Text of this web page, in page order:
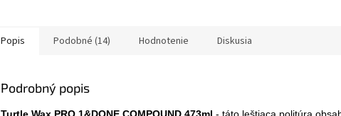
Popis Podobné (14) Hodnotenie Diskusia
Podrobný popis